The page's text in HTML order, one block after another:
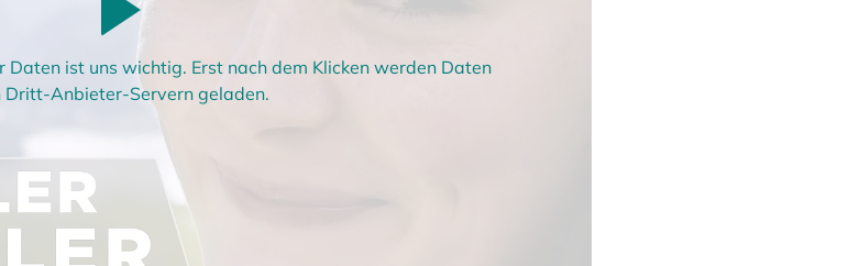
Daten ist uns wichtig. Erst nach dem Klicken werden Daten
Dritt-Anbieter-Servern geladen.